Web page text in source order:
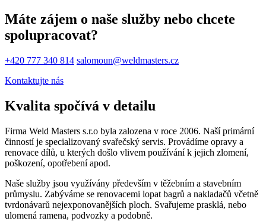
Máte zájem o naše služby nebo chcete
spolupracovat?
+420 777 340 814 salomoun@weldmasters.cz
Kontaktujte nás
Kvalita spočívá v detailu
Firma Weld Masters s.r.o byla zalozena v roce 2006. Naší primární
činností je specializovaný svařečský servis. Provádíme opravy a
renovace dílů, u kterých došlo vlivem používání k jejich zlomení,
poškození, opotřebení apod.
Naše služby jsou využívány především v těžebním a stavebním
průmyslu. Zabýváme se renovacemi lopat bagrů a nakladačů včetně
tvrdonávarů nejexponovanějších ploch. Svařujeme prasklá, nebo
ulomená ramena, podvozky a podobně.